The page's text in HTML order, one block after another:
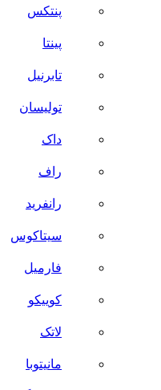
پنتکس
پینتا
تابرنیل
تولیسان
داک
راف
رانفرید
سیتاکوس
فارمیل
کوییکو
لاتک
مانیتوبا